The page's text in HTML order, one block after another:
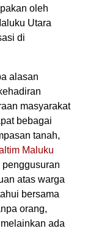
oleh
Utara
di
alasan
masyarakat
bebagai
tanah,
Maluku
atas warga
bersama
orang,
ada